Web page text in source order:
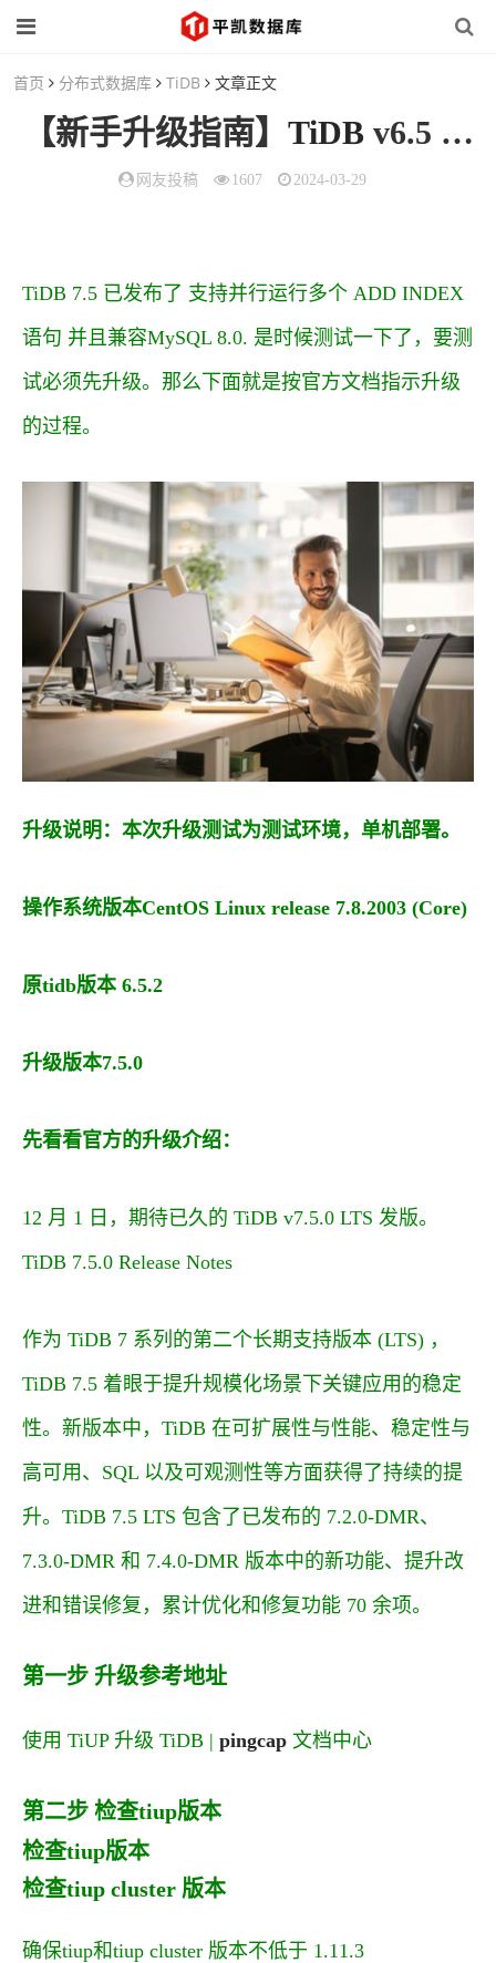
首页 分布式数据库 TiDB 文章正文
【新手升级指南】 TiDB v6.5 至 v7.5 升级实操步骤
网友投稿 1607 2024-03-29
TiDB 7.5 已发布了 支持并行运行多个 ADD INDEX
语句 并且兼容MySQL 8.0. 是时候测试一下了，要测
试必须先升级。那么下面就是按官方文档指示升级
的过程。
升级说明：本次升级测试为测试环境，单机部署。
操作系统版本CentOS Linux release 7.8.2003 (Core)
原tidb版本 6.5.2
升级版本7.5.0
先看看官方的升级介绍：
12 月 1 日，期待已久的 TiDB v7.5.0 LTS 发版。
TiDB 7.5.0 Release Notes
作为 TiDB 7 系列的第二个长期支持版本 (LTS) ，
TiDB 7.5 着眼于提升规模化场景下关键应用的稳定
性。新版本中，TiDB 在可扩展性与性能、稳定性与
高可用、SQL 以及可观测性等方面获得了持续的提
升。TiDB 7.5 LTS 包含了已发布的 7.2.0-DMR、
7.3.0-DMR 和 7.4.0-DMR 版本中的新功能、提升改
进和错误修复，累计优化和修复功能 70 余项。
第一步 升级参考地址
使用 TiUP 升级 TiDB | pingcap 文档中心
第二步 检查tiup版本
检查tiup版本
检查tiup cluster 版本
确保tiup和tiup cluster 版本不低于 1.11.3